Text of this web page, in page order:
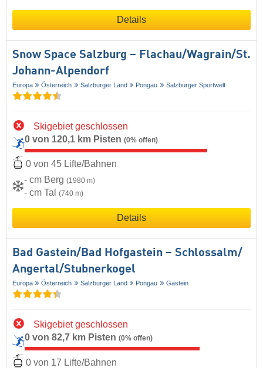
Details
Snow Space Salzburg – Flachau/​Wagrain/​St.
Johann-Alpendorf
Europa Österreich Salzburger Land Pongau Salzburger Sportwelt
Skigebiet geschlossen
0 von 120,1 km Pisten (0% offen)
0 von 45 Lifte/Bahnen
- cm Berg (1980 m)
- cm Tal (740 m)
Details
Bad Gastein/​Bad Hofgastein – Schlossalm/​
Angertal/​Stubnerkogel
Europa Österreich Salzburger Land Pongau Gastein
Skigebiet geschlossen
0 von 82,7 km Pisten (0% offen)
0 von 17 Lifte/Bahnen